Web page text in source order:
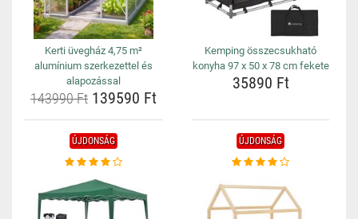
Kerti üvegház 4,75 m²
alumínium szerkezettel és
alapozással
143990 Ft 139590 Ft
Kemping összecsukható
konyha 97 x 50 x 78 cm fekete
35890 Ft
ÚJDONSÁG ÚJDONSÁG